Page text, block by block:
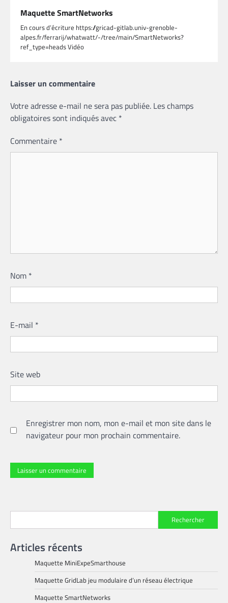
Maquette SmartNetworks
En cours d’écriture https://gricad-gitlab.univ-grenoble-
alpes.fr/ferrarij/whatwatt/-/tree/main/SmartNetworks?
ref_type=heads Vidéo
Laisser un commentaire
Votre adresse e-mail ne sera pas publiée. Les champs
obligatoires sont indiqués avec *
Commentaire *
Nom *
E-mail *
Site web
Enregistrer mon nom, mon e-mail et mon site dans le
navigateur pour mon prochain commentaire.
Rechercher
Articles récents
Maquette MiniExpeSmarthouse
Maquette GridLab jeu modulaire d’un réseau électrique
Maquette SmartNetworks